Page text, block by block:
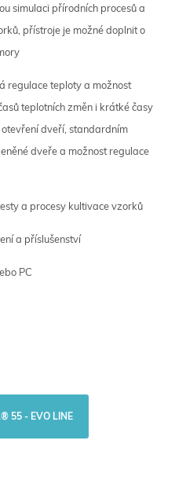
simulaci přírodních procesů a
přístroje je možné doplnit o
regulace teploty a možnost
teplotních změn i krátké časy
dveří, standardním
dveře a možnost regulace
a procesy kultivace vzorků
a příslušenství
PC
55 - EVO LINE